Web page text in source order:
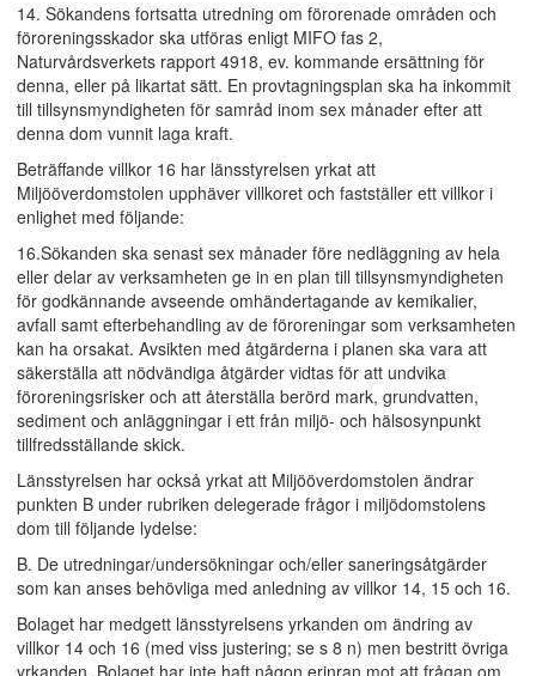
14. Sökandens fortsatta utredning om förorenade områden och
föroreningsskador ska utföras enligt MIFO fas 2,
Naturvårdsverkets rapport 4918, ev. kommande ersättning för
denna, eller på likartat sätt. En provtagningsplan ska ha inkommit
till tillsynsmyndigheten för samråd inom sex månader efter att
denna dom vunnit laga kraft.
Beträffande villkor 16 har länsstyrelsen yrkat att
Miljööverdomstolen upphäver villkoret och fastställer ett villkor i
enlighet med följande:
16.Sökanden ska senast sex månader före nedläggning av hela
eller delar av verksamheten ge in en plan till tillsynsmyndigheten
för godkännande avseende omhändertagande av kemikalier,
avfall samt efterbehandling av de föroreningar som verksamheten
kan ha orsakat. Avsikten med åtgärderna i planen ska vara att
säkerställa att nödvändiga åtgärder vidtas för att undvika
föroreningsrisker och att återställa berörd mark, grundvatten,
sediment och anläggningar i ett från miljö- och hälsosynpunkt
tillfredsställande skick.
Länsstyrelsen har också yrkat att Miljööverdomstolen ändrar
punkten B under rubriken delegerade frågor i miljödomstolens
dom till följande lydelse:
B. De utredningar/undersökningar och/eller saneringsåtgärder
som kan anses behövliga med anledning av villkor 14, 15 och 16.
Bolaget har medgett länsstyrelsens yrkanden om ändring av
villkor 14 och 16 (med viss justering; se s 8 n) men bestritt övriga
yrkanden. Bolaget har inte haft någon erinran mot att frågan om